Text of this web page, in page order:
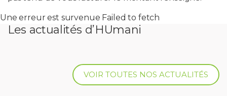
Une erreur est survenue Failed to fetch
Les actualités d’HUmani
VOIR TOUTES NOS ACTUALITÉS